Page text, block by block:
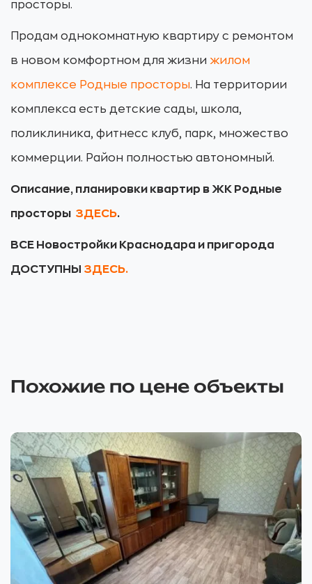
просторы.
Продам однокомнатную квартиру с ремонтом
в новом комфортном для жизни жилом
комплексе Родные просторы. На территории
комплекса есть детские сады, школа,
поликлиника, фитнесс клуб, парк, множество
коммерции. Район полностью автономный.
Описание, планировки квартир в ЖК Родные
просторы ЗДЕСЬ.
ВСЕ Новостройки Краснодара и пригорода
ДОСТУПНЫ ЗДЕСЬ.
Похожие по цене объекты